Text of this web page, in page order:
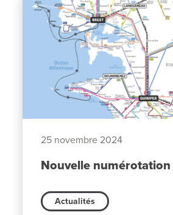
25 novembre 2024
Nouvelle numérotation
Actualités